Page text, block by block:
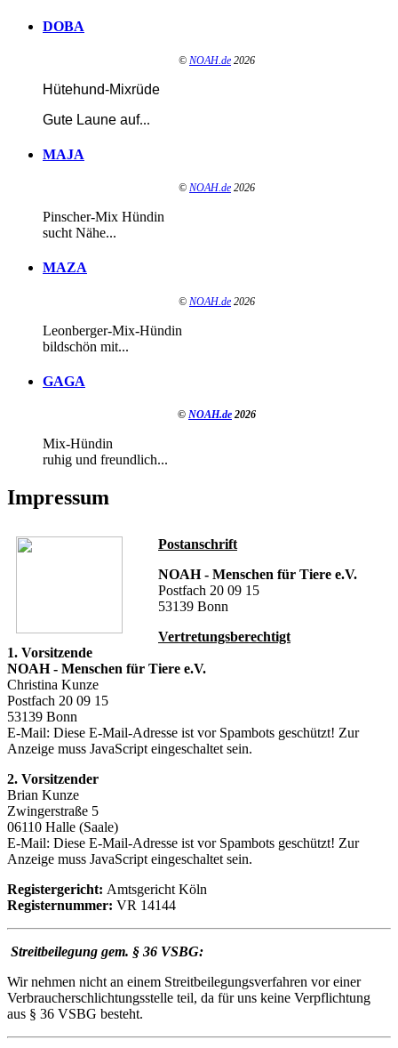
DOBA
© NOAH.de 2026
Hütehund-Mixrüde
Gute Laune auf...
MAJA
© NOAH.de 2026
Pinscher-Mix Hündin
sucht Nähe...
MAZA
© NOAH.de 2026
Leonberger-Mix-Hündin
bildschön mit...
GAGA
© NOAH.de 2026
Mix-Hündin
ruhig und freundlich...
Impressum
Postanschrift
NOAH - Menschen für Tiere e.V.
Postfach 20 09 15
53139 Bonn
Vertretungsberechtigt
1. Vorsitzende
NOAH - Menschen für Tiere e.V.
Christina Kunze
Postfach 20 09 15
53139 Bonn
E-Mail: Diese E-Mail-Adresse ist vor Spambots geschützt! Zur
Anzeige muss JavaScript eingeschaltet sein.
2. Vorsitzender
Brian Kunze
Zwingerstraße 5
06110 Halle (Saale)
E-Mail: Diese E-Mail-Adresse ist vor Spambots geschützt! Zur
Anzeige muss JavaScript eingeschaltet sein.
Registergericht: Amtsgericht Köln
Registernummer: VR 14144
Streitbeilegung gem. § 36 VSBG:
Wir nehmen nicht an einem Streitbeilegungsverfahren vor einer
Verbraucherschlichtungsstelle teil, da für uns keine Verpflichtung
aus § 36 VSBG besteht.